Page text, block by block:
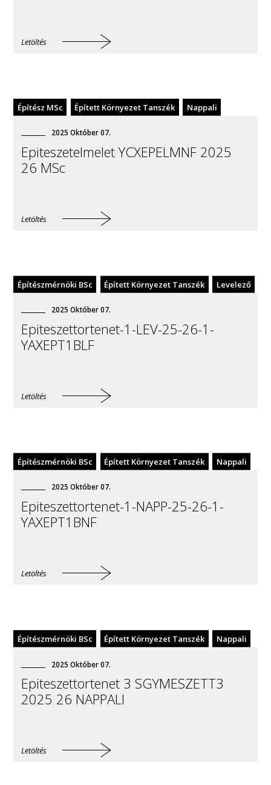
Letöltés
Építész MSc Épített Környezet Tanszék Nappali
2025 Október 07.
Epiteszetelmelet YCXEPELMNF 2025
26 MSc
Letöltés
Építészmérnöki BSc Épített Környezet Tanszék Levelező
2025 Október 07.
Epiteszettortenet-1-LEV-25-26-1-
YAXEPT1BLF
Letöltés
Építészmérnöki BSc Épített Környezet Tanszék Nappali
2025 Október 07.
Epiteszettortenet-1-NAPP-25-26-1-
YAXEPT1BNF
Letöltés
Építészmérnöki BSc Épített Környezet Tanszék Nappali
2025 Október 07.
Epiteszettortenet 3 SGYMESZETT3
2025 26 NAPPALI
Letöltés